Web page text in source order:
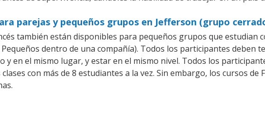
parejas y pequeños grupos en Jefferson (grupo
también están disponibles para pequeños grupos que estudian
dentro de una compañía). Todos los participantes deben
y en el mismo lugar, y estar en el mismo nivel. Todos los
con más de 8 estudiantes a la vez. Sin embargo, los cursos